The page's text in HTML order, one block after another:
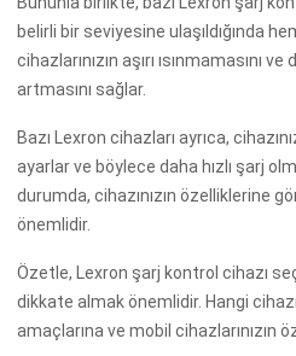
belirli bir seviyesine ulaşıldığında
cihazlarınızın aşırı ısınmamasını
artmasını sağlar.
Bazı Lexron cihazları ayrıca,
ayarlar ve böylece daha hızlı şarj
durumda, cihazınızın özelliklerine
önemlidir.
Özetle, Lexron şarj kontrol cihazı
dikkate almak önemlidir. Hangi
amaçlarına ve mobil cihazlarınızın